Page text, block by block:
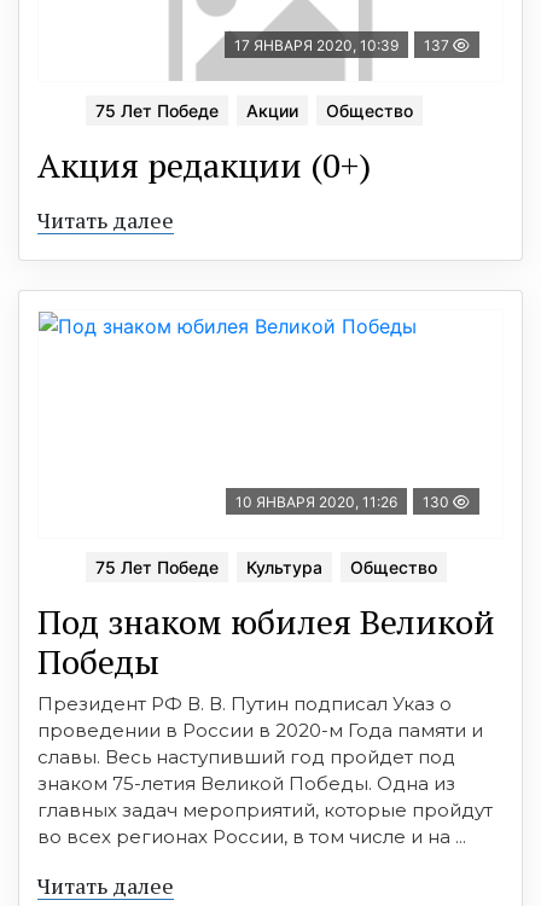
17 ЯНВАРЯ 2020, 10:39 137
75 Лет Победе Акции Общество
Акция редакции (0+)
Читать далее
10 ЯНВАРЯ 2020, 11:26 130
75 Лет Победе Культура Общество
Под знаком юбилея Великой
Победы
Президент РФ В. В. Путин подписал Указ о
проведении в России в 2020-м Года памяти и
славы. Весь наступивший год пройдет под
знаком 75-летия Великой Победы. Одна из
главных задач мероприятий, которые пройдут
во всех регионах России, в том числе и на ...
Читать далее